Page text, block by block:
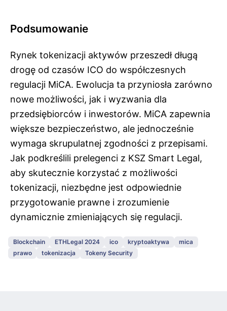
Podsumowanie
Rynek tokenizacji aktywów przeszedł długą
drogę od czasów ICO do współczesnych
regulacji MiCA. Ewolucja ta przyniosła zarówno
nowe możliwości, jak i wyzwania dla
przedsiębiorców i inwestorów. MiCA zapewnia
większe bezpieczeństwo, ale jednocześnie
wymaga skrupulatnej zgodności z przepisami.
Jak podkreślili prelegenci z KSZ Smart Legal,
aby skutecznie korzystać z możliwości
tokenizacji, niezbędne jest odpowiednie
przygotowanie prawne i zrozumienie
dynamicznie zmieniających się regulacji.
Blockchain ETHLegal 2024 ico kryptoaktywa
mica
prawo
tokenizacja Tokeny Security